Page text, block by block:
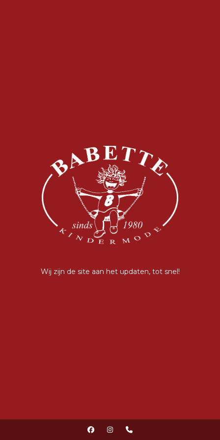
Wij zijn de site aan het updaten, tot snel!